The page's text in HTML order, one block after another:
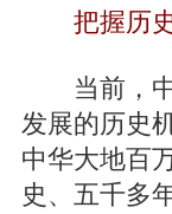
把握历史
当前，中
发展的历史
中华大地百
史、五千多